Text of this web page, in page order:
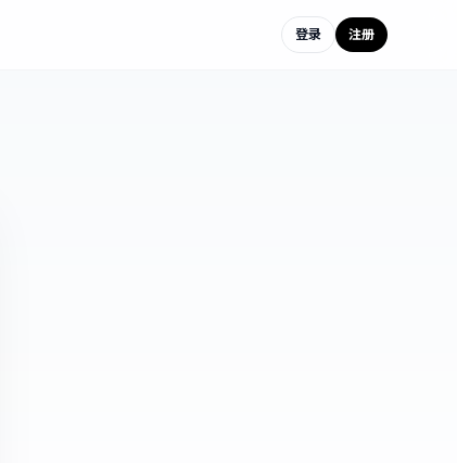
登录 注册